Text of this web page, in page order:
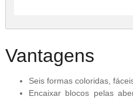
Vantagens
Seis formas coloridas,
Encaixar blocos pelas